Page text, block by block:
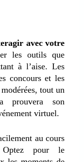
avec votre
les outils que
à l’aise. Les
concours et les
tout un
prouvera son
virtuel.
au cours
Optez pour le